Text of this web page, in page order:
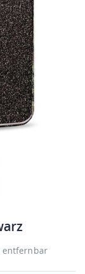
entfernbar